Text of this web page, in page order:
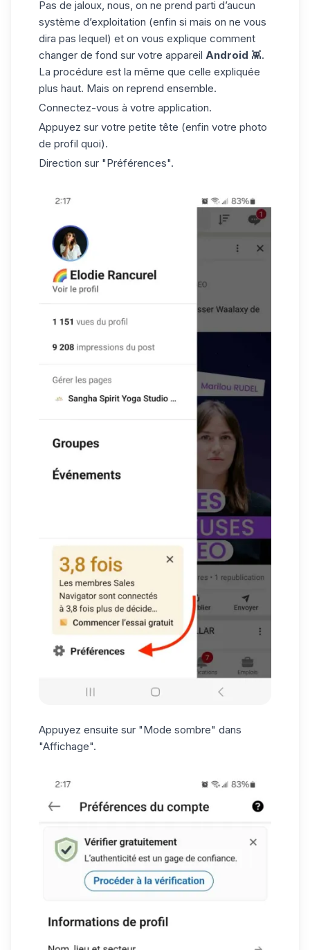
Pas de jaloux, nous, on ne prend parti d’aucun
système d’exploitation (enfin si mais on ne vous
dira pas lequel) et on vous explique comment
changer de fond sur votre appareil Android 👾.
La procédure est la même que celle expliquée
plus haut. Mais on reprend ensemble.
Connectez-vous à votre application.
Appuyez sur votre petite tête (enfin votre photo
de profil quoi).
Direction sur "Préférences".
Appuyez ensuite sur "Mode sombre" dans
"Affichage".